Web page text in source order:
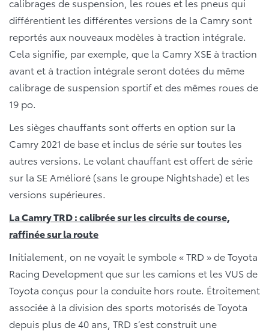
différentient les différentes versions de la Camry sont
reportés aux nouveaux modèles à traction intégrale.
Cela signifie, par exemple, que la Camry XSE à traction
avant et à traction intégrale seront dotées du même
calibrage de suspension sportif et des mêmes roues de
19 po.
Les sièges chauffants sont offerts en option sur la
Camry 2021 de base et inclus de série sur toutes les
autres versions. Le volant chauffant est offert de série
sur la SE Amélioré (sans le groupe Nightshade) et les
versions supérieures.
La Camry TRD : calibrée sur les circuits de course,
raffinée sur la route
Initialement, on ne voyait le symbole « TRD » de Toyota
Racing Development que sur les camions et les VUS de
Toyota conçus pour la conduite hors route. Étroitement
associée à la division des sports motorisés de Toyota
depuis plus de 40 ans, TRD s’est construit une